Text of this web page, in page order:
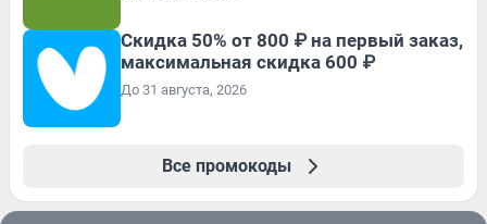
Скидка 50% от 800 ₽ на первый заказ,
максимальная скидка 600 ₽
До 31 августа, 2026
Все промокоды